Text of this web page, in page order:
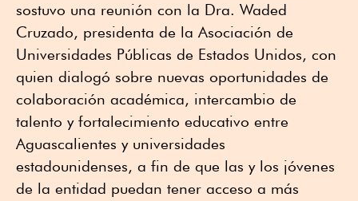
sostuvo una reunión con la Dra. Waded
Cruzado, presidenta de la Asociación de
Universidades Públicas de Estados Unidos, con
quien dialogó sobre nuevas oportunidades de
colaboración académica, intercambio de
talento y fortalecimiento educativo entre
Aguascalientes y universidades
estadounidenses, a fin de que las y los jóvenes
de la entidad puedan tener acceso a más